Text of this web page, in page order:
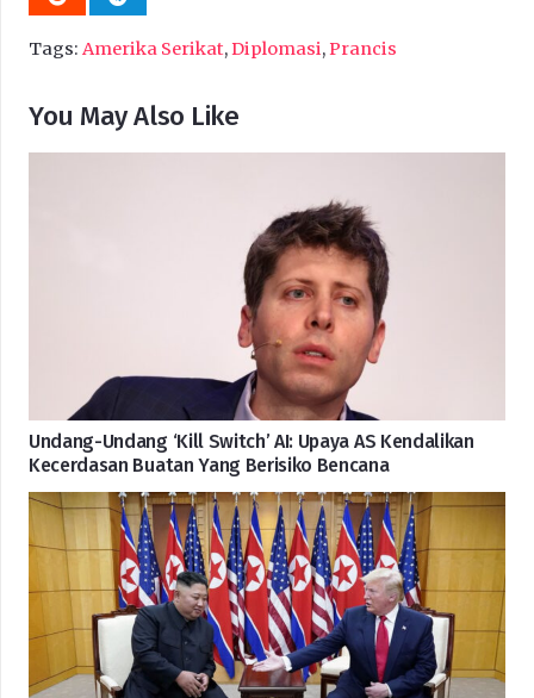
Tags: Amerika Serikat,Diplomasi,Prancis
You May Also Like
Undang-Undang ‘Kill Switch’ AI: Upaya AS Kendalikan
Kecerdasan Buatan Yang Berisiko Bencana